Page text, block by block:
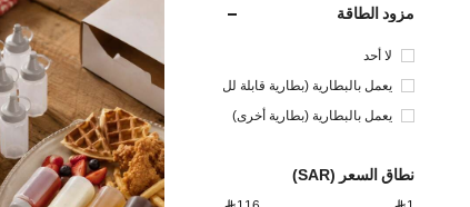
مزود الطاقة
لا أحد
يعمل بالبطارية (بطارية قابلة لل
يعمل بالبطارية (بطارية أخرى)
نطاق السعر (SAR)